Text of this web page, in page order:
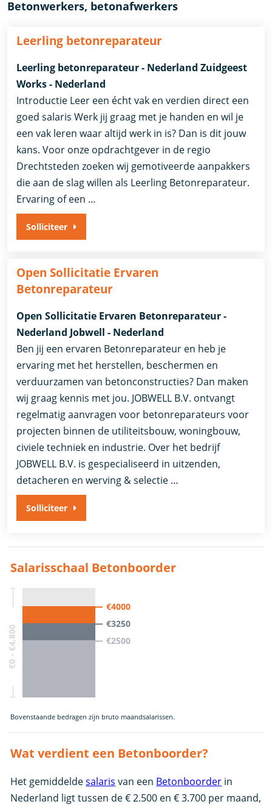
Betonwerkers, betonafwerkers
Leerling betonreparateur
Leerling betonreparateur - Nederland Zuidgeest
Works - Nederland
Introductie Leer een écht vak en verdien direct een
goed salaris Werk jij graag met je handen en wil je
een vak leren waar altijd werk in is? Dan is dit jouw
kans. Voor onze opdrachtgever in de regio
Drechtsteden zoeken wij gemotiveerde aanpakkers
die aan de slag willen als Leerling Betonreparateur.
Ervaring of een …
Solliciteer
Open Sollicitatie Ervaren
Betonreparateur
Open Sollicitatie Ervaren Betonreparateur -
Nederland Jobwell - Nederland
Ben jij een ervaren Betonreparateur en heb je
ervaring met het herstellen, beschermen en
verduurzamen van betonconstructies? Dan maken
wij graag kennis met jou. JOBWELL B.V. ontvangt
regelmatig aanvragen voor betonreparateurs voor
projecten binnen de utiliteitsbouw, woningbouw,
civiele techniek en industrie. Over het bedrijf
JOBWELL B.V. is gespecialiseerd in uitzenden,
detacheren en werving & selectie …
Solliciteer
Salarisschaal Betonboorder
€0 - €4,800
€4000
€3250
€2500
Bovenstaande bedragen zijn bruto maandsalarissen.
Wat verdient een Betonboorder?
Het gemiddeldesalaris van een Betonboorder in
Nederland ligt tussen de € 2.500 en € 3.700 per maand,